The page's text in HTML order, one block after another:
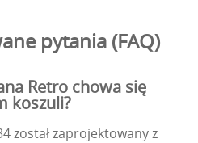
pytania (FAQ)
Retro chowa się
koszuli?
został zaprojektowany z